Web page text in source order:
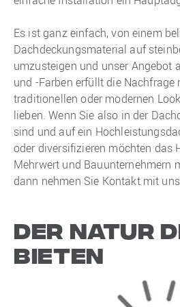
Es ist ganz einfach, von einem
Dachdeckungsmaterial auf
umzusteigen und unser Angebot
und -Farben erfüllt die Nachfrage
traditionellen oder modernen
lieben. Wenn Sie also in der
sind und auf ein
oder diversifizieren möchten das
Mehrwert und Bauunternehmern
dann nehmen Sie Kontakt mit
Der Natur
bieten